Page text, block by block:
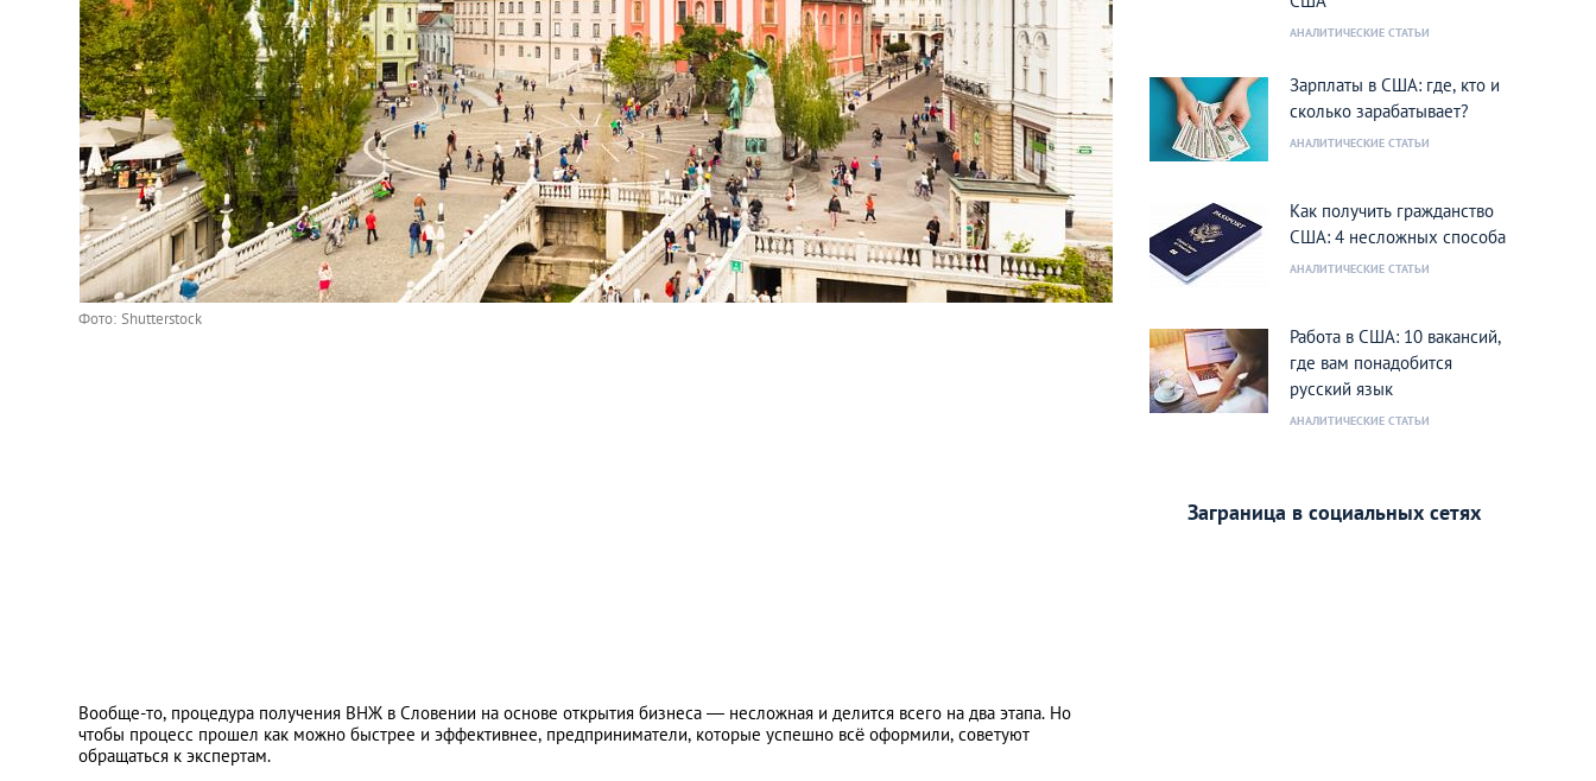
Франция
Черногория
Эстония
Другие
Фото: Shutterstock
Вообще-то, процедура получения ВНЖ в Словении на основе открытия бизнеса — несложная и делится всего на два этапа. Но
чтобы процесс прошел как можно быстрее и эффективнее, предприниматели, которые успешно всё оформили, советуют
обращаться к экспертам.
АНАЛИТИЧЕСКИЕ СТАТЬИ
Зарплаты в США: где, кто и
сколько зарабатывает?
АНАЛИТИЧЕСКИЕ СТАТЬИ
Как получить гражданство
США: 4 несложных способа
АНАЛИТИЧЕСКИЕ СТАТЬИ
Работа в США: 10 вакансий,
где вам понадобится
русский язык
АНАЛИТИЧЕСКИЕ СТАТЬИ
Заграница в социальных сетях